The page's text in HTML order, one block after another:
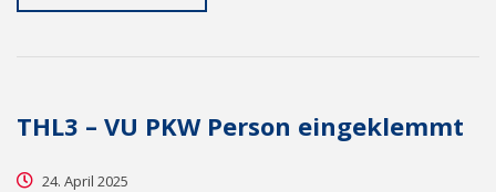
THL3 – VU PKW Person eingeklemmt
24. April 2025